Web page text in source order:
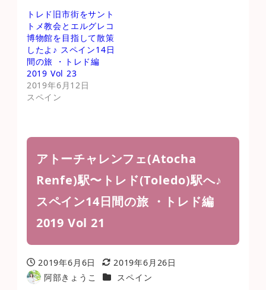
トレド旧市街をサント
トメ教会とエルグレコ
博物館を目指して散策
したよ♪ スペイン14日
間の旅 ・トレド編
2019 Vol 23
2019年6月12日
スペイン
アトーチャレンフェ(Atocha
Renfe)駅〜トレド(Toledo)駅へ♪
スペイン14日間の旅 ・トレド編
2019 Vol 21
投稿日
2019年6月6日
更新日
2019年6月26日
著
阿部きょうこ カテゴリー
スペイン